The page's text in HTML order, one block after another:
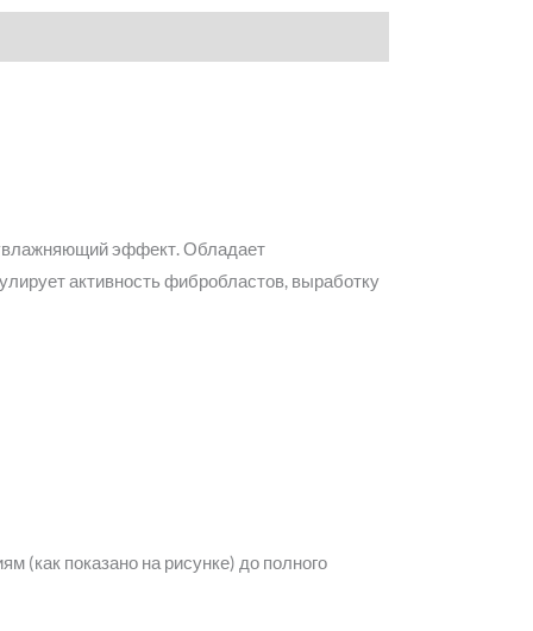
увлажняющий эффект. Обладает
активность фибробластов, выработку
(как показано на рисунке) до полного